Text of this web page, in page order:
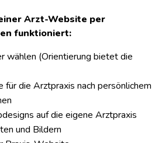
Arzt-Website per
funktioniert:
wählen (Orientierung bietet die
die Arztpraxis nach persönlichem
auf die eigene Arztpraxis
und Bildern